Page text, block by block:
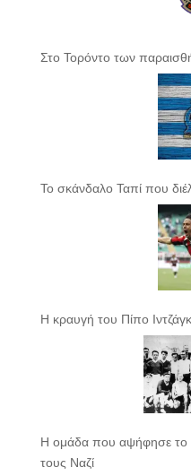
Στο Τορόντο των
Το σκάνδαλο Ταπί που
Η κραυγή του Πίπο
Η ομάδα που αψήφησε το
τους Ναζί